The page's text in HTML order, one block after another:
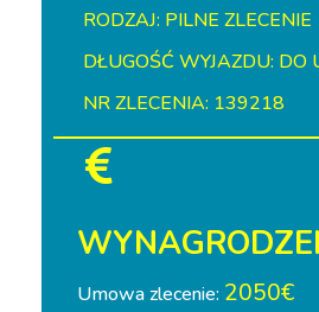
RODZAJ: PILNE ZLECENIE
DŁUGOŚĆ WYJAZDU: DO
NR ZLECENIA: 139218
Umowa zlecenie: 2050€